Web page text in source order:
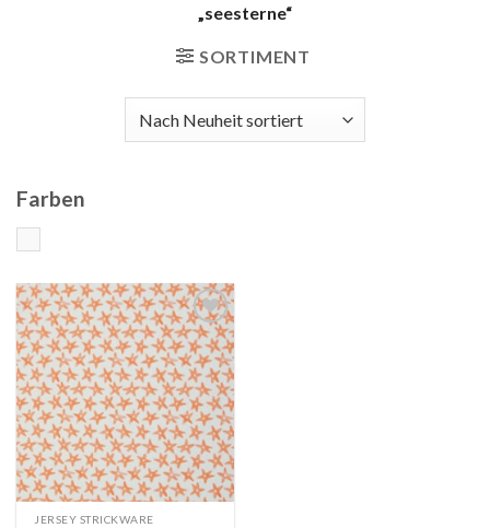
„seesterne“
SORTIMENT
Farben
Auf die
Wunschliste
JERSEY STRICKWARE